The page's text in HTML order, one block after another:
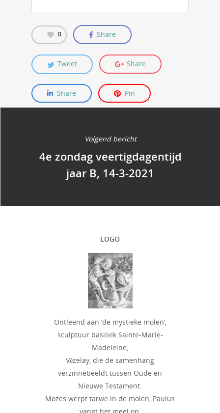
0 Share
Tweet Share
Share Pin
Volgend bericht
4e zondag veertigdagentijd
jaar B, 14-3-2021
LOGO
Ontleend aan ‘de mystieke molen’,
sculptuur basiliek Sainte-Marie-
Madeleine,
Vézelay, die de samenhang
verzinnebeeldt tussen Oude en
Nieuwe Testament.
Mozes werpt tarwe in de molen, Paulus